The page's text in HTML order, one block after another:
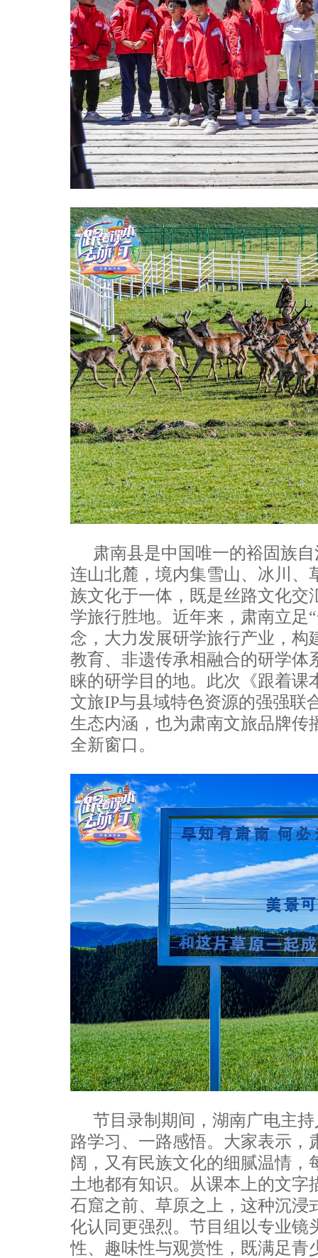
肃南县是中国唯一的裕固族
连山北麓，境内集雪山、冰川、
族文化于一体，既是丝路文化交
学旅行胜地。近年来，肃南立足
念，大力发展研学旅行产业，构
教育、非遗传承相融合的研学体
睐的研学目的地。此次《跟着课
文旅IP与县域特色资源的强强联
生态内涵，也为肃南文旅品牌传
全新窗口。
节目录制期间，湖南广电主
路学习、一路感悟。大家表示，
阔，又有民族文化的细腻温情，
土地都有知识。从课本上的文字
石窟之前、草原之上，这种沉浸
化认同更强烈。节目组以专业镜
性、趣味性与观赏性，既满足青